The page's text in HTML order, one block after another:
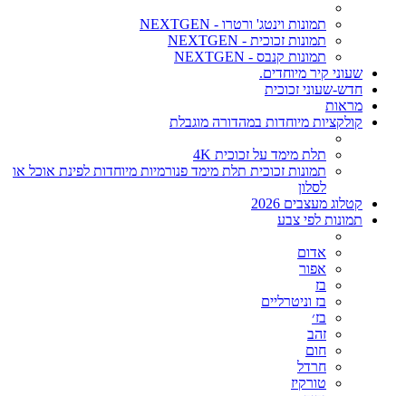
תמונות וינטג' ורטרו - NEXTGEN
תמונות זכוכית - NEXTGEN
תמונות קנבס - NEXTGEN
שעוני קיר מיוחדים.
חדש-שעוני זכוכית
מראות
קולקציות מיוחדות במהדורה מוגבלת
תלת מימד על זכוכית 4K
תמונות זכוכית תלת מימד פנורמיות מיוחדות לפינת אוכל או
לסלון
קטלוג מעצבים 2026
תמונות לפי צבע
אדום
אפור
בז
בז וניטרליים
בז׳
זהב
חום
חרדל
טורקיז